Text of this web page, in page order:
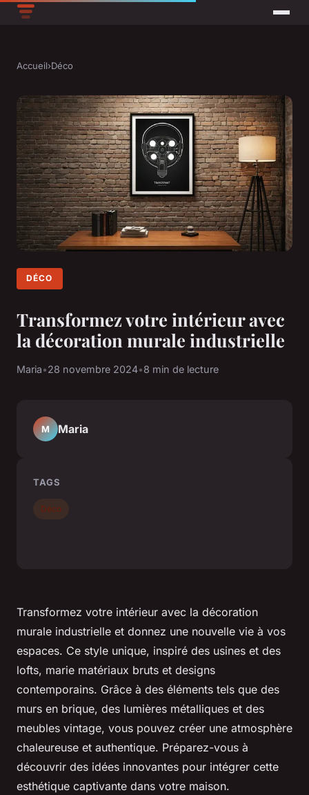
Accueil›Déco
DÉCO
Transformez votre intérieur avec
la décoration murale industrielle
Maria•28 novembre 2024•8 min de lecture
Transformez votre intérieur avec la décoration
murale industrielle et donnez une nouvelle vie à vos
espaces. Ce style unique, inspiré des usines et des
lofts, marie matériaux bruts et designs
contemporains. Grâce à des éléments tels que des
murs en brique, des lumières métalliques et des
meubles vintage, vous pouvez créer une atmosphère
chaleureuse et authentique. Préparez-vous à
découvrir des idées innovantes pour intégrer cette
esthétique captivante dans votre maison.
M Maria
TAGS
Déco